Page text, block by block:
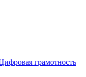
грамотность